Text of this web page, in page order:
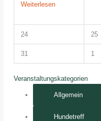
Weiterlesen
2424.
August
2026
25
31
August
2026
1
Veranstaltungskategorien
Allgemein
Hundetreff